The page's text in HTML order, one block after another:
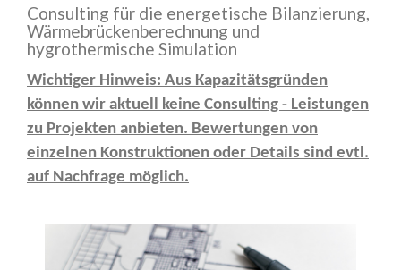
Consulting für die energetische Bilanzierung,
Wärmebrückenberechnung und
hygrothermische Simulation
Wichtiger Hinweis: Aus Kapazitätsgründen
können wir aktuell keine Consulting - Leistungen
zu Projekten anbieten. Bewertungen von
einzelnen Konstruktionen oder Details sind evtl.
auf Nachfrage möglich.